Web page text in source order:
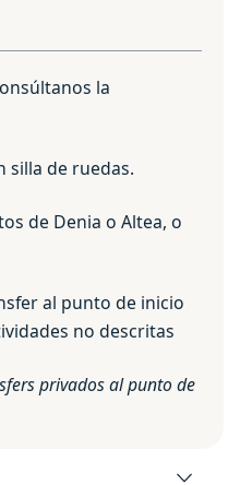
la
silla de ruedas.
de Denia o Altea, o
al punto de inicio
no descritas
privados al punto de